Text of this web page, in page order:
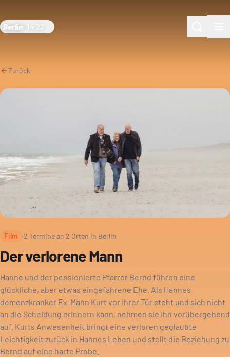
Berlin 14:22
Zurück
Film ·2 Termine an 2 Orten in Berlin
Der verlorene Mann
Hanne und der pensionierte Pfarrer Bernd führen eine
glückliche, aber etwas eingefahrene Ehe. Als Hannes
demenzkranker Ex-Mann Kurt vor ihrer Tür steht und sich nicht
an die Scheidung erinnern kann, nehmen sie ihn vorübergehend
auf. Kurts Anwesenheit bringt eine verloren geglaubte
Leichtigkeit zurück in Hannes Leben und stellt die Beziehung zu
Bernd auf eine harte Probe.